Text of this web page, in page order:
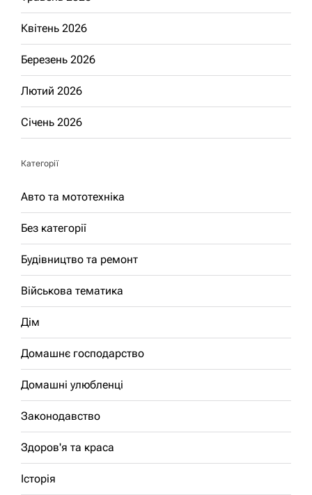
Квітень 2026
Березень 2026
Лютий 2026
Січень 2026
Категорії
Авто та мототехніка
Без категорії
Будівництво та ремонт
Військова тематика
Дім
Домашнє господарство
Домашні улюбленці
Законодавство
Здоров'я та краса
Історія